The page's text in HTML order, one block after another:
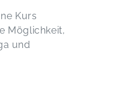
Kurs
Möglichkeit,
und